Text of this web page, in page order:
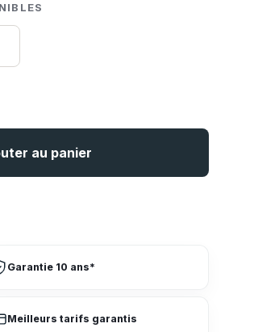
au panier
Garantie 10 ans*
Meilleurs tarifs garantis